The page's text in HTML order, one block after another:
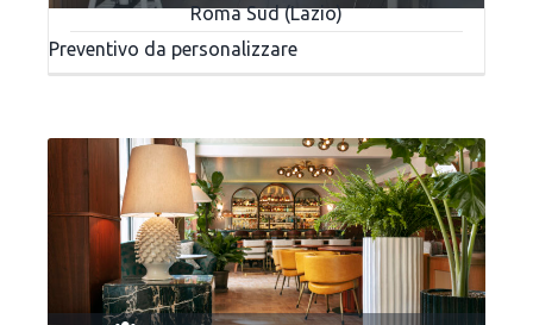
Roma Sud (Lazio)
Preventivo da personalizzare